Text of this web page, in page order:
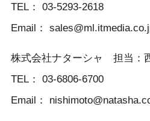
TEL： 03-5293-2618
Email：
株式会社ナターシャ 担当：
TEL： 03-6806-6700
Email：